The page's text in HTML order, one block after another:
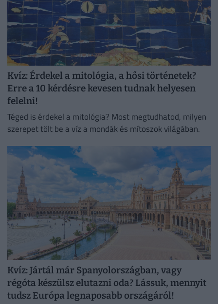
Kvíz: Érdekel a mitológia, a hősi történetek?
Erre a 10 kérdésre kevesen tudnak helyesen
felelni!
Téged is érdekel a mitológia? Most megtudhatod, milyen
szerepet tölt be a víz a mondák és mítoszok világában.
Kvíz: Jártál már Spanyolországban, vagy
régóta készülsz elutazni oda? Lássuk, mennyit
tudsz Európa legnaposabb országáról!